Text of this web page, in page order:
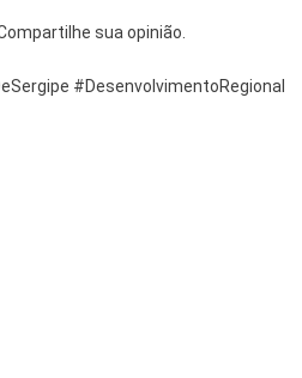
sua opinião.
#DesenvolvimentoRegional